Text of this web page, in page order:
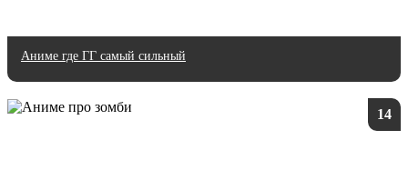
Аниме где ГГ самый сильный
14